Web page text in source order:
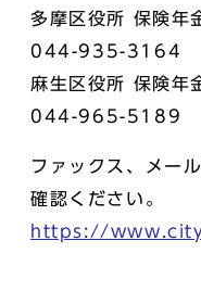
多摩区役所 保険年
044-935-3164
麻生区役所 保険年
044-965-5189
ファックス、メー
確認ください。
https://